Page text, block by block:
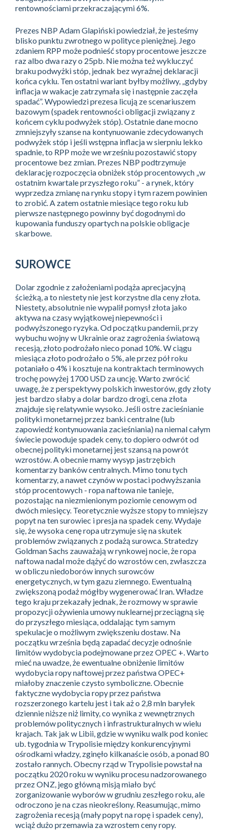
rentownościami przekraczającymi 6%.
Prezes NBP Adam Glapiński powiedział, że jesteśmy
blisko punktu zwrotnego w polityce pieniężnej. Jego
zdaniem RPP może podnieść stopy procentowe jeszcze
raz albo dwa razy o 25pb. Nie można też wykluczyć
braku podwyżki stóp, jednak bez wyraźnej deklaracji
końca cyklu. Ten ostatni wariant byłby możliwy, „gdyby
inflacja w wakacje zatrzymała się i następnie zaczęła
spadać”. Wypowiedzi prezesa licują ze scenariuszem
bazowym (spadek rentowności obligacji związany z
końcem cyklu podwyżek stóp). Ostatnie dane mocno
zmniejszyły szanse na kontynuowanie zdecydowanych
podwyżek stóp i jeśli wstępna inflacja w sierpniu lekko
spadnie, to RPP może we wrześniu pozostawić stopy
procentowe bez zmian. Prezes NBP podtrzymuje
deklarację rozpoczęcia obniżek stóp procentowych „w
ostatnim kwartale przyszłego roku” - a rynek, który
wyprzedza zmianę na rynku stopy i tym razem powinien
to zrobić. A zatem ostatnie miesiące tego roku lub
pierwsze następnego powinny być dogodnymi do
kupowania funduszy opartych na polskie obligacje
skarbowe.
SUROWCE
Dolar zgodnie z założeniami podąża aprecjacyjną
ścieżką, a to niestety nie jest korzystne dla ceny złota.
Niestety, absolutnie nie wypalił pomysł złota jako
aktywa na czasy wyjątkowej niepewności i
podwyższonego ryzyka. Od początku pandemii, przy
wybuchu wojny w Ukrainie oraz zagrożenia światową
recesją, złoto podrożało nieco ponad 10%. W ciągu
miesiąca złoto podrożało o 5%, ale przez pół roku
potaniało o 4% i kosztuje na kontraktach terminowych
trochę powyżej 1700 USD za uncję. Warto zwrócić
uwagę, że z perspektywy polskich inwestorów, gdy złoty
jest bardzo słaby a dolar bardzo drogi, cena złota
znajduje się relatywnie wysoko. Jeśli ostre zacieśnianie
polityki monetarnej przez banki centralne (lub
zapowiedź kontynuowania zacieśniania) na niemal całym
świecie powoduje spadek ceny, to dopiero odwrót od
obecnej polityki monetarnej jest szansą na powrót
wzrostów. A obecnie mamy wysyp jastrzębich
komentarzy banków centralnych. Mimo tonu tych
komentarzy, a nawet czynów w postaci podwyższania
stóp procentowych - ropa naftowa nie tanieje,
pozostając na niezmienionym poziomie cenowym od
dwóch miesięcy. Teoretycznie wyższe stopy to mniejszy
popyt na ten surowiec i presja na spadek ceny. Wydaje
się, że wysoka cenę ropa utrzymuje się na skutek
problemów związanych z podażą surowca. Stratedzy
Goldman Sachs zauważają w rynkowej nocie, że ropa
naftowa nadal może dążyć do wzrostów cen, zwłaszcza
w obliczu niedoborów innych surowców
energetycznych, w tym gazu ziemnego. Ewentualną
zwiększoną podaż mógłby wygenerować Iran. Władze
tego kraju przekazały jednak, że rozmowy w sprawie
propozycji ożywienia umowy nuklearnej przeciągną się
do przyszłego miesiąca, oddalając tym samym
spekulacje o możliwym zwiększeniu dostaw. Na
początku września będą zapadać decyzje odnośnie
limitów wydobycia podejmowane przez OPEC +. Warto
mieć na uwadze, że ewentualne obniżenie limitów
wydobycia ropy naftowej przez państwa OPEC+
miałoby znaczenie czysto symboliczne. Obecnie
faktyczne wydobycia ropy przez państwa
rozszerzonego kartelu jest i tak aż o 2,8 mln baryłek
dziennie niższe niż limity, co wynika z wewnętrznych
problemów politycznych i infrastrukturalnych w wielu
krajach. Tak jak w Libii, gdzie w wyniku walk pod koniec
ub. tygodnia w Trypolisie między konkurencyjnymi
ośrodkami władzy, zginęło kilkanaście osób, a ponad 80
zostało rannych. Obecny rząd w Trypolisie powstał na
początku 2020 roku w wyniku procesu nadzorowanego
przez ONZ, jego główną misją miało być
zorganizowanie wyborów w grudniu zeszłego roku, ale
odroczono je na czas nieokreślony. Reasumując, mimo
zagrożenia recesją (mały popyt na ropę i spadek ceny),
wciąż dużo przemawia za wzrostem ceny ropy.